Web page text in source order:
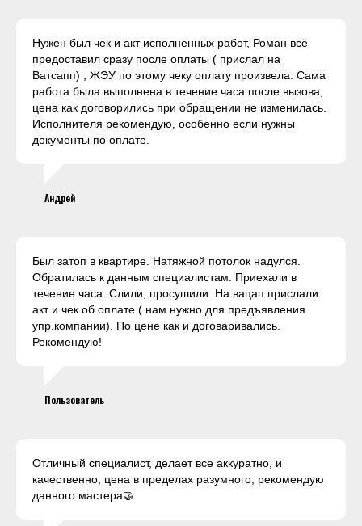
Нужен был чек и акт исполненных работ, Роман всё
предоставил сразу после оплаты ( прислал на
Ватсапп) , ЖЭУ по этому чеку оплату произвела. Сама
работа была выполнена в течение часа после вызова,
цена как договорились при обращении не изменилась.
Исполнителя рекомендую, особенно если нужны
документы по оплате.
Андрей
Был затоп в квартире. Натяжной потолок надулся.
Обратилась к данным специалистам. Приехали в
течение часа. Слили, просушили. На вацап прислали
акт и чек об оплате.( нам нужно для предъявления
упр.компании). По цене как и договаривались.
Рекомендую!
Пользователь
Отличный специалист, делает все аккуратно, и
качественно, цена в пределах разумного, рекомендую
данного мастера🤝